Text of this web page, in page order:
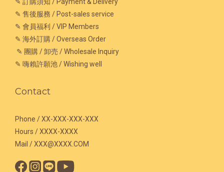
✎ 售後服務 / Post-sales service
✎ 會員福利 / VIP Members
✎ 海外訂購 / Overseas Order
✎ 團購 / 卸売 / Wholesale Inquiry
✎ 嗨賴許願池 / Wishing well
Contact
Phone / XX-XXX-XXX-XXX
Hours / XXXX-XXXX
Mail / XXX@XXXX.COM